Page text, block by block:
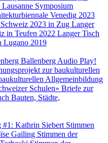
Symposium
Venedig 2023
2023 in Zug Langer
in Teufen 2022 Langer Tisch
Lugano 2019
Ballenberg Audio Play!
zur baukulturellen
Allgemeinbildung
Schulen» Briefe zur
Bauten, Städte,
#1: Kathrin Siebert Stimmen
Gailing Stimmen der